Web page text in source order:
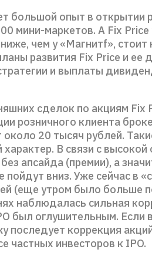
большой опыт в открытии
мини-маркетов. А Fix Price
чем у «Магнитf», стоит
развития Fix Price и ее
и выплаты
сделок по акциям Fix
розничного клиента
20 тысяч рублей.
В связи с высокой
апсайда (премии), а
вниз. Уже сейчас в
(еще утром было больше
наблюдалась сильная
был оглушительным. Если
последует коррекция
частных инвесторов к IPO.